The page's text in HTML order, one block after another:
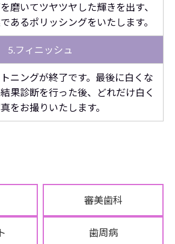
磨いてツヤツヤした輝きを出す、
あるポリッシングをいたします。
5.フィニッシュ
ニングが終了です。最後に白くな
果診断を行った後、どれだけ白く
をお撮りいたします。
審美歯科
歯周病